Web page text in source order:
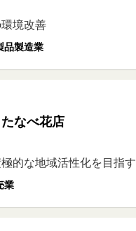
境改善
品製造業
たなべ花店
的な地域活性化を目指す
業